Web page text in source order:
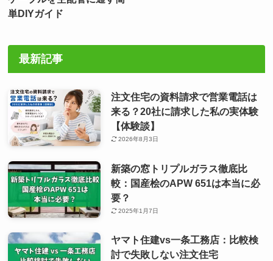
単DIYガイド
最新記事
注文住宅の資料請求で営業電話は
来る？20社に請求した私の実体験
【体験談】
2026年8月3日
新築の窓トリプルガラス徹底比
較：国産桧のAPW 651は本当に必
要？
2025年1月7日
ヤマト住建vs一条工務店：比較検
討で失敗しない注文住宅